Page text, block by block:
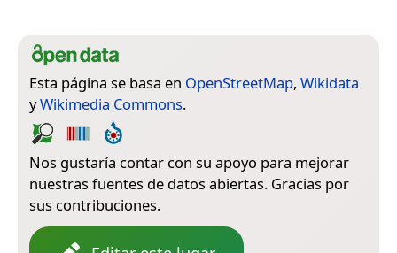
Esta página se basa en OpenStreetMap, Wikidata
yWikimedia Commons.
Nos gustaría contar con su apoyo para mejorar
nuestras fuentes de datos abiertas. Gracias por
sus contribuciones.